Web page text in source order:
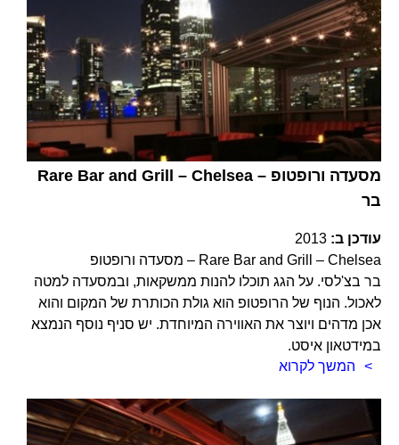
Rare Bar and Grill – Chelsea – מסעדה ורופטופ
בר
עודכן ב: 2013
Rare Bar and Grill – Chelsea – מסעדה ורופטופ
בר בצ'לסי. על הגג תוכלו להנות ממשקאות, ובמסעדה למטה
לאכול. הנוף של הרופטופ הוא גולת הכותרת של המקום והוא
אכן מדהים ויוצר את האווירה המיוחדת. יש סניף נוסף הנמצא
במידטאון איסט.
המשך לקרוא